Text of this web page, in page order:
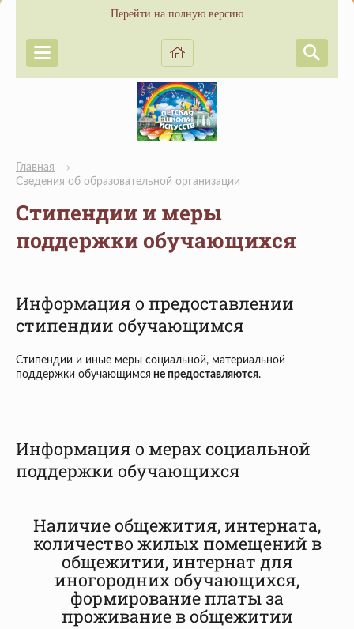
Перейти на полную версию
Главная →
Сведения об образовательной организации
Стипендии и меры
поддержки обучающихся
Информация о предоставлении
стипендии обучающимся
Стипендии и иные меры социальной, материальной
поддержки обучающимся не предоставляются.
Информация о мерах социальной
поддержки обучающихся
Наличие общежития, интерната,
количество жилых помещений в
общежитии, интернат для
иногородних обучающихся,
формирование платы за
проживание в общежитии